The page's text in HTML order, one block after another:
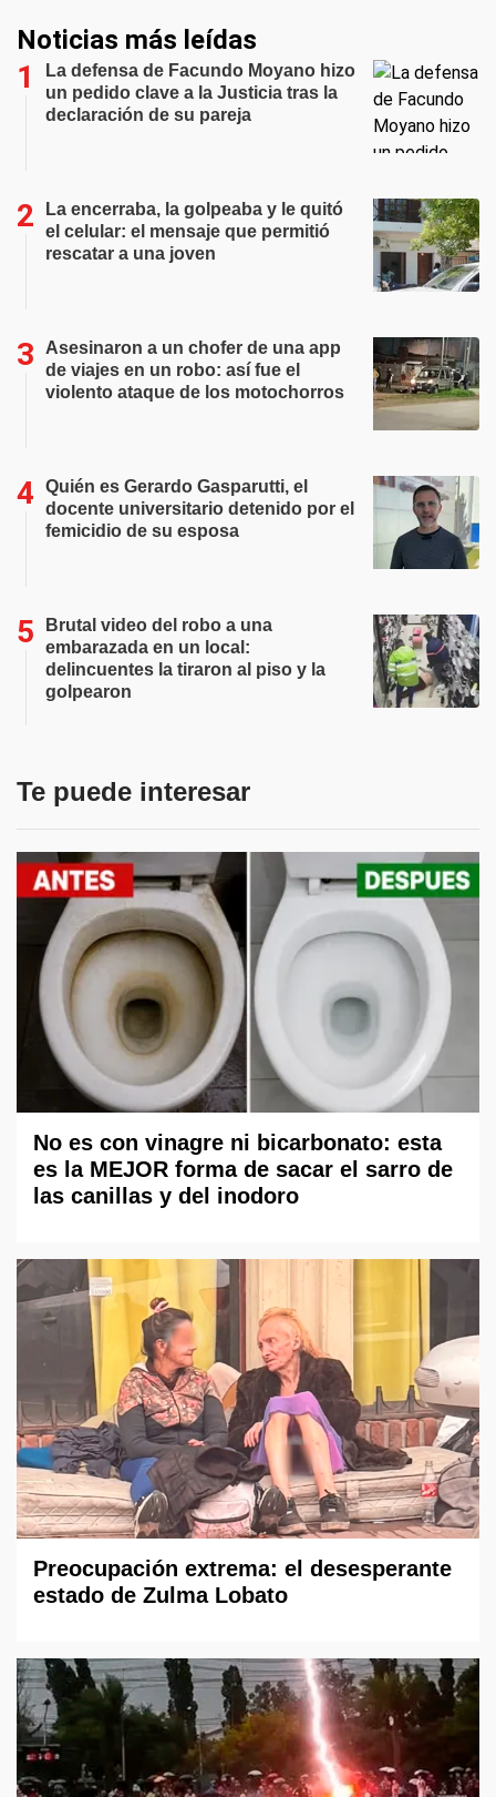
Noticias más leídas
La defensa de Facundo Moyano hizo
un pedido clave a la Justicia tras la
declaración de su pareja
La encerraba, la golpeaba y le quitó
el celular: el mensaje que permitió
rescatar a una joven
Asesinaron a un chofer de una app
de viajes en un robo: así fue el
violento ataque de los motochorros
Quién es Gerardo Gasparutti, el
docente universitario detenido por el
femicidio de su esposa
Brutal video del robo a una
embarazada en un local:
delincuentes la tiraron al piso y la
golpearon
Te puede interesar
No es con vinagre ni bicarbonato: esta
es la MEJOR forma de sacar el sarro de
las canillas y del inodoro
Preocupación extrema: el desesperante
estado de Zulma Lobato